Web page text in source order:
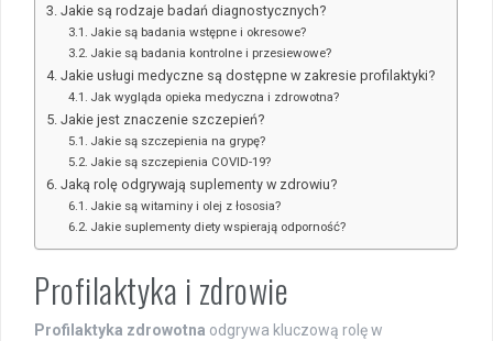
Jakie są rodzaje badań diagnostycznych?
Jakie są badania wstępne i okresowe?
Jakie są badania kontrolne i przesiewowe?
Jakie usługi medyczne są dostępne w zakresie profilaktyki?
Jak wygląda opieka medyczna i zdrowotna?
Jakie jest znaczenie szczepień?
Jakie są szczepienia na grypę?
Jakie są szczepienia COVID-19?
Jaką rolę odgrywają suplementy w zdrowiu?
Jakie są witaminy i olej z łososia?
Jakie suplementy diety wspierają odporność?
Profilaktyka i zdrowie
Profilaktyka zdrowotna odgrywa kluczową rolę w